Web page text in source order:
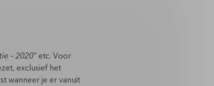
– 2020” etc. Voor
exclusief het
wanneer je er vanuit